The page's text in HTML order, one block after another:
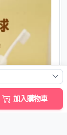
加入購物車